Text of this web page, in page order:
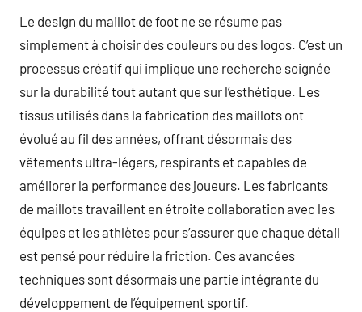
Le design du maillot de foot ne se résume pas
simplement à choisir des couleurs ou des logos. C’est un
processus créatif qui implique une recherche soignée
sur la durabilité tout autant que sur l’esthétique. Les
tissus utilisés dans la fabrication des maillots ont
évolué au fil des années, offrant désormais des
vêtements ultra-légers, respirants et capables de
améliorer la performance des joueurs. Les fabricants
de maillots travaillent en étroite collaboration avec les
équipes et les athlètes pour s’assurer que chaque détail
est pensé pour réduire la friction. Ces avancées
techniques sont désormais une partie intégrante du
développement de l’équipement sportif.